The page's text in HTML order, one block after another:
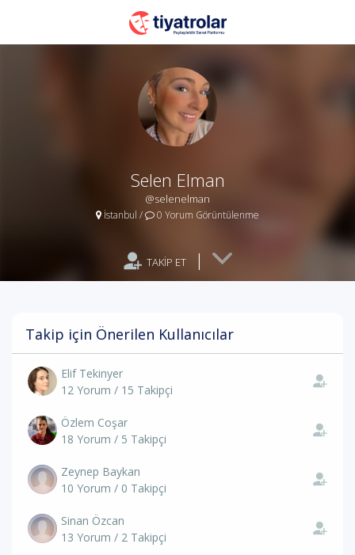
Selen Elman
@selenelman
İstanbul / 0 Yorum Görüntülenme
TAKİP ET |
Takip için Önerilen Kullanıcılar
Elif Tekinyer
12 Yorum / 15 Takipçi
Özlem Coşar
18 Yorum / 5 Takipçi
Zeynep Baykan
10 Yorum / 0 Takipçi
Sinan Özcan
13 Yorum / 2 Takipçi